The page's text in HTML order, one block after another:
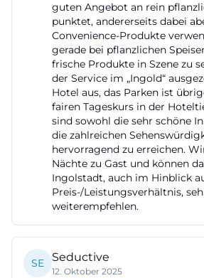
erfolgt über die Schloßlände; die
für übliche Pkw geeignet, und
leitet zu den Hotelaufgängen.
Lademöglichkeiten
Fahrzeug während des
geladen werden kann. Die
Uhr geöffnet und eignet sich
Spätanreisen als auch für
Entfernungskilometer
Erreichbarkeit: Vom
es etwa 4 km, von der Autobahn
vom Flughafen München in
beziehungsweise vom
guten Angebot an rein
punktet, andererseits dabei
Convenience-Produkte
gerade bei pflanzlichen
frische Produkte in Szene zu
der Service im „Ingold“
Hotel aus, das Parken ist
fairen Tageskurs in der
sind sowohl die sehr schöne
die zahlreichen
hervorragend zu erreichen.
Nächte zu Gast und können
Ingolstadt, auch im Hinblick
Preis-/Leistungsverhältnis,
weiterempfehlen.
SE Seductive
12. Oktober 2025